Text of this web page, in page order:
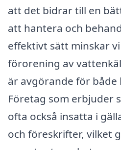
att det bidrar till en
att hantera och
effektivt sätt minskar
förorening av
är avgörande för både
Företag som erbjuder
ofta också insatta i
och föreskrifter, vilket